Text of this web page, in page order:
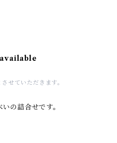
せていただきます。
の詰合せです。